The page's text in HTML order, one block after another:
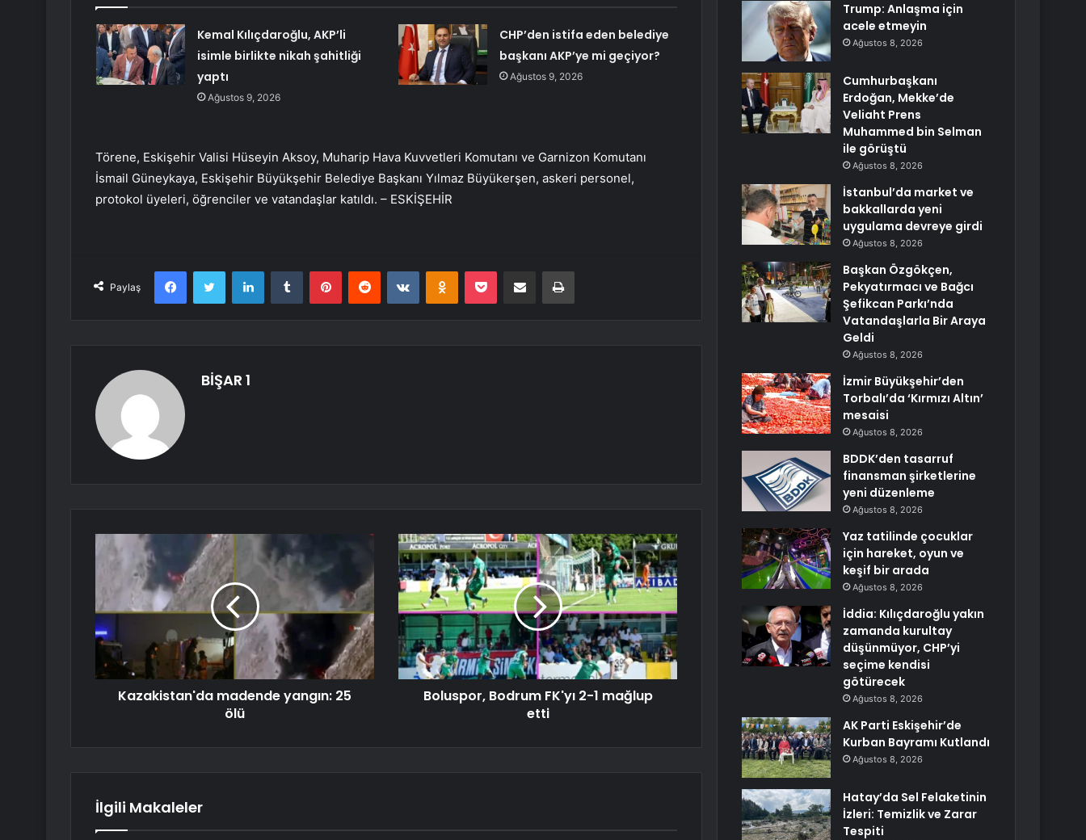
Kemal Kılıçdaroğlu, AKP’li
isimle birlikte nikah şahitliği
yaptı
Ağustos 9, 2026
CHP’den istifa eden belediye
başkanı AKP’ye mi geçiyor?
Ağustos 9, 2026
Törene, Eskişehir Valisi Hüseyin Aksoy, Muharip Hava Kuvvetleri Komutanı ve Garnizon Komutanı
İsmail Güneykaya, Eskişehir Büyükşehir Belediye Başkanı Yılmaz Büyükerşen, askeri personel,
protokol üyeleri, öğrenciler ve vatandaşlar katıldı. – ESKİŞEHİR
Paylaş
FacebookTwitter LinkedInTumblr PinterestReddit VKontakteOdnoklassniki
Pocket E-Posta ile paylaş Yazdır
BİŞAR 1
Kazakistan'da madende yangın: 25
ölü
Boluspor, Bodrum FK'yı 2-1 mağlup
etti
İlgili Makaleler
Trump: Anlaşma için
acele etmeyin
Ağustos 8, 2026
Cumhurbaşkanı
Erdoğan, Mekke’de
Veliaht Prens
Muhammed bin Selman
ile görüştü
Ağustos 8, 2026
İstanbul’da market ve
bakkallarda yeni
uygulama devreye girdi
Ağustos 8, 2026
Başkan Özgökçen,
Pekyatırmacı ve Bağcı
Şefikcan Parkı’nda
Vatandaşlarla Bir Araya
Geldi
Ağustos 8, 2026
İzmir Büyükşehir’den
Torbalı’da ‘Kırmızı Altın’
mesaisi
Ağustos 8, 2026
BDDK’den tasarruf
finansman şirketlerine
yeni düzenleme
Ağustos 8, 2026
Yaz tatilinde çocuklar
için hareket, oyun ve
keşif bir arada
Ağustos 8, 2026
İddia: Kılıçdaroğlu yakın
zamanda kurultay
düşünmüyor, CHP’yi
seçime kendisi
götürecek
Ağustos 8, 2026
AK Parti Eskişehir’de
Kurban Bayramı Kutlandı
Ağustos 8, 2026
Hatay’da Sel Felaketinin
İzleri: Temizlik ve Zarar
Tespiti